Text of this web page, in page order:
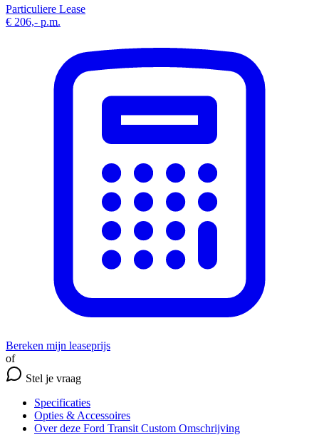
Particuliere Lease
€ 206,- p.m.
Bereken mijn leaseprijs
of
Stel je vraag
Specificaties
Opties & Accessoires
Over deze Ford Transit Custom Omschrijving